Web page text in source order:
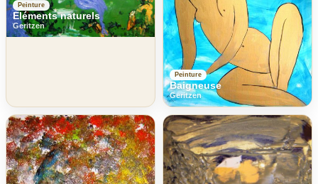
Peinture
Eléments naturels
Geritzen
Peinture
Baigneuse
Geritzen